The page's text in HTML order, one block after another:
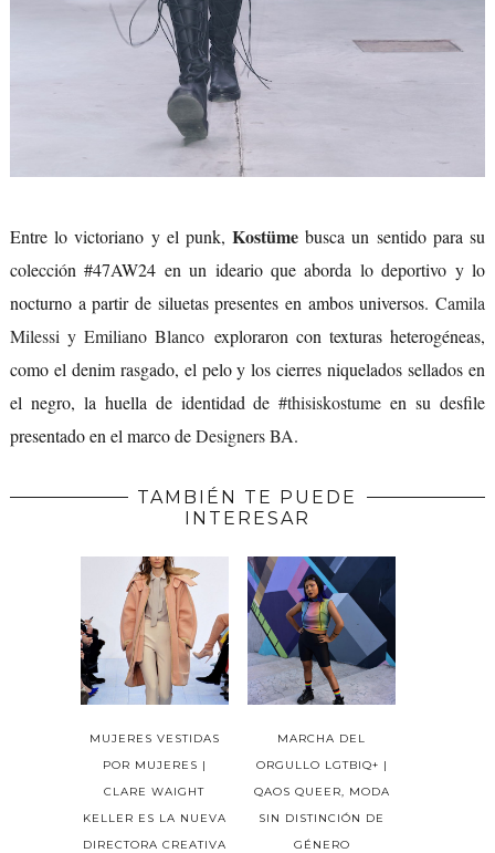
Entre lo victoriano y el punk,Kostüme busca un sentido para su
colección #47AW24 en un ideario que aborda lo deportivo y lo
nocturno a partir de siluetas presentes en ambos universos.Camila
Milessi y Emiliano Blanco exploraron con texturas heterogéneas,
como el denim rasgado, el pelo y los cierres niquelados sellados en
el negro, la huella de identidad de#thisiskostume en su desfile
presentado en el marco deDesigners BA.
TAMBIÉN TE PUEDE
INTERESAR
MUJERES VESTIDAS
POR MUJERES |
CLARE WAIGHT
KELLER ES LA NUEVA
DIRECTORA CREATIVA
MARCHA DEL
ORGULLO LGTBIQ+ |
QAOS QUEER, MODA
SIN DISTINCIÓN DE
GÉNERO